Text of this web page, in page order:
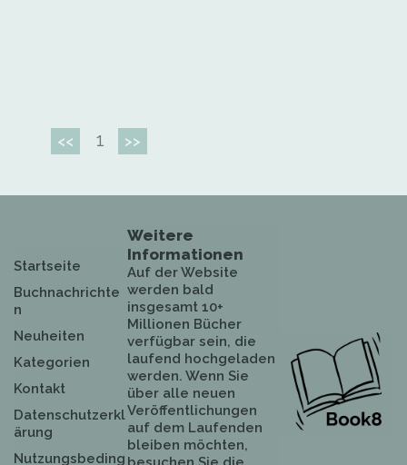
<< 1 >>
Startseite
Buchnachrichte
n
Neuheiten
Kategorien
Kontakt
Datenschutzerkl
ärung
Nutzungsbeding
Weitere
Informationen
Auf der Website
werden bald
insgesamt 10+
Millionen Bücher
verfügbar sein, die
laufend hochgeladen
werden. Wenn Sie
über alle neuen
Veröffentlichungen
auf dem Laufenden
bleiben möchten,